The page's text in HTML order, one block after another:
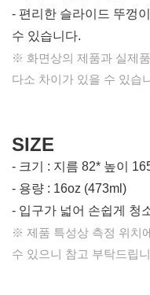
- 편리한 슬라이드 뚜껑
수 있습니다.
※ 화면상의 제품과 실제
다소 차이가 있을 수 있습
SIZE
- 크기 : 지름 82* 높이
- 용량 : 16oz (473ml)
- 입구가 넓어 손쉽게 청
※ 제품 특성상 측정 위치
수 있으니 참고 부탁드립